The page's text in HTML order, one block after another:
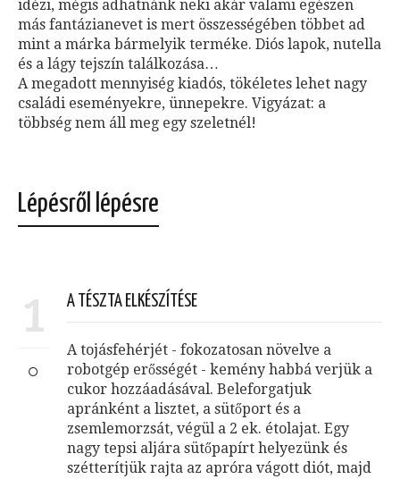
idézi, mégis adhatnánk neki akár valami egészen
más fantázianevet is mert összességében többet ad
mint a márka bármelyik terméke. Diós lapok, nutella
és a lágy tejszín találkozása…
A megadott mennyiség kiadós, tökéletes lehet nagy
családi eseményekre, ünnepekre. Vigyázat: a
többség nem áll meg egy szeletnél!
Lépésről lépésre
1 A TÉSZTA ELKÉSZÍTÉSE
A tojásfehérjét - fokozatosan növelve a
robotgép erősségét - kemény habbá verjük a
cukor hozzáadásával. Beleforgatjuk
apránként a lisztet, a sütőport és a
zsemlemorzsát, végül a 2 ek. étolajat. Egy
nagy tepsi aljára sütőpapírt helyezünk és
szétterítjük rajta az apróra vágott diót, majd